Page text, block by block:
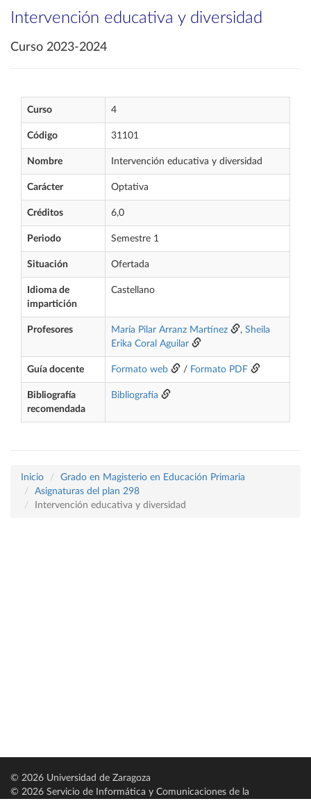
Intervención educativa y diversidad
Curso 2023-2024
Curso 4
Código 31101
Nombre Intervención educativa y diversidad
Carácter Optativa
Créditos 6,0
Periodo Semestre 1
Situación Ofertada
Idioma de
impartición
Castellano
Profesores María Pilar Arranz Martínez , Sheila
Erika Coral Aguilar
Guía docente Formato web / Formato PDF
Bibliografía
recomendada
Bibliografía
Inicio
Grado en Magisterio en Educación Primaria
Asignaturas del plan 298
Intervención educativa y diversidad
© 2026 Universidad de Zaragoza
© 2026 Servicio de Informática y Comunicaciones de la